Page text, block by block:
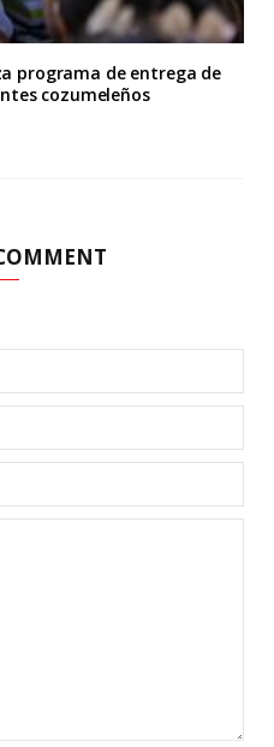
programa de entrega de
cozumeleños